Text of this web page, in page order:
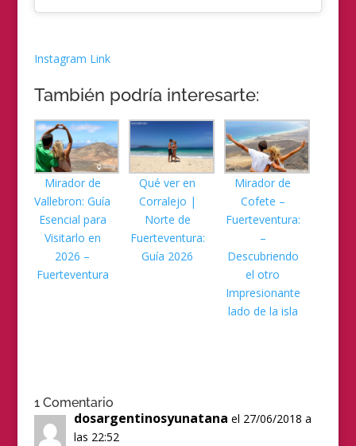
Instagram Link
También podría interesarte:
Mirador de
Vallebron: Guía
Esencial para
Visitarlo en
2026 –
Fuerteventura
Qué ver en
Corralejo |
Norte de
Fuerteventura:
Guía 2026
Mirador de
Cofete –
Fuerteventura:
–
Descubriendo
el otro
Impresionante
lado de la isla
1 Comentario
dosargentinosyunatana el 27/06/2018 a
las 22:52